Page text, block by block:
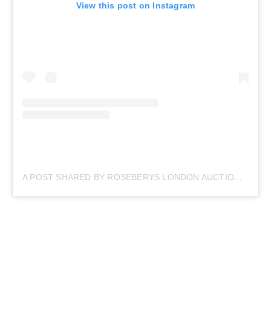
View this post on Instagram
A POST SHARED BY ROSEBERYS LONDON AUCTIONEERS (@ROSEBERYSAUCTIONEERS)